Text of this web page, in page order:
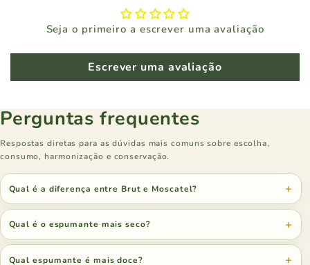
Seja o primeiro a escrever uma avaliação
Escrever uma avaliação
Perguntas frequentes
Respostas diretas para as dúvidas mais comuns sobre escolha,
consumo, harmonização e conservação.
Qual é a diferença entre Brut e Moscatel?
Qual é o espumante mais seco?
Qual espumante é mais doce?